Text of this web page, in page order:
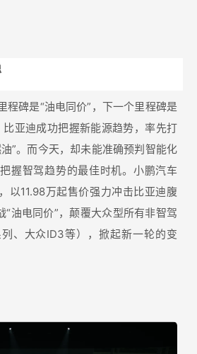
程碑是“油电同价”，下一个里程碑是
比亚迪成功把握新能源趋势，率先打
”。而今天，却未能准确预判智能化
握智驾趋势的最佳时机。小鹏汽车
以11.98万起售价强力冲击比亚迪腹
“油电同价”，颠覆大众型所有非智驾
、大众ID3等），掀起新一轮的变